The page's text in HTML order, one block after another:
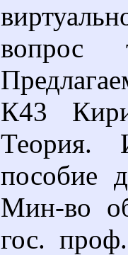
вопрос
К43
Теория.
пособие
Мин-во
гос.